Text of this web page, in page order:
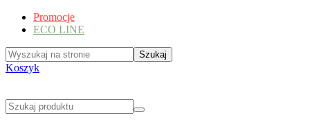
Promocje
ECO LINE
Koszyk